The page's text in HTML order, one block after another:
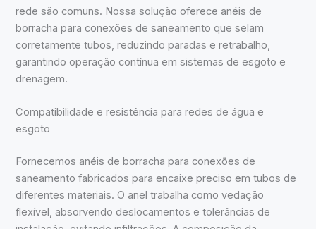
rede são comuns. Nossa solução oferece anéis de
borracha para conexões de saneamento que selam
corretamente tubos, reduzindo paradas e retrabalho,
garantindo operação contínua em sistemas de esgoto e
drenagem.
Compatibilidade e resistência para redes de água e
esgoto
Fornecemos anéis de borracha para conexões de
saneamento fabricados para encaixe preciso em tubos de
diferentes materiais. O anel trabalha como vedação
flexível, absorvendo deslocamentos e tolerâncias de